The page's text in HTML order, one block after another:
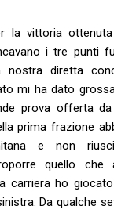
la vittoria
i tre punti
diretta
mi ha dato
prova offerta
prima frazione
e non
quello che
carriera ho
Da qualche